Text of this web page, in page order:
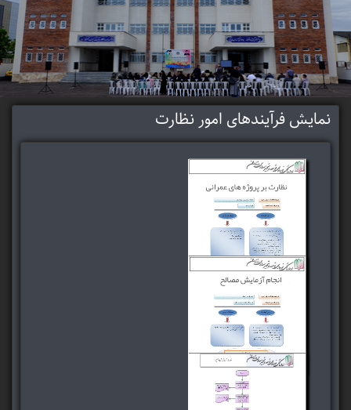
نمایش فرآیندهای امور نظارت
فرآیند و روش نظارت بر
پروژه های عمرانی